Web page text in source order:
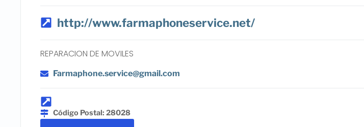
http://www.farmaphoneservice.net/
REPARACION DE MOVILES
Farmaphone.service@gmail.com
Código Postal: 28028